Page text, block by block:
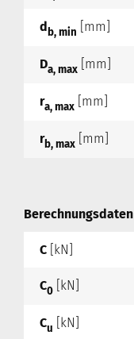
d b, min [mm]
Da, max [mm]
ra, max [mm]
rb, max [mm]
Berechnungsdaten
C [kN]
C0 [kN]
Cu [kN]